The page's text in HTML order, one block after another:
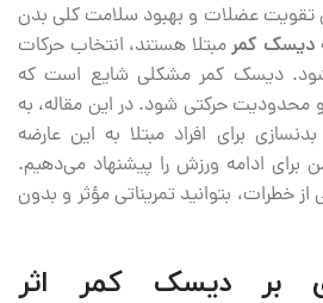
تقویت عضلات و بهبود سلامت کلی بدن
دیسک کمرمبتلا هستند، انتخاب حرکات
دیسک کمر مشکلی شایع است که
حرکتی شود. در این مقاله، به
برای افراد مبتلا به این عارضه
برای ادامه ورزش را پیشنهاد می‌دهیم.
خطرات، بتوانید تمریناتی مؤثر و بدون
بر دیسک کمر اثر